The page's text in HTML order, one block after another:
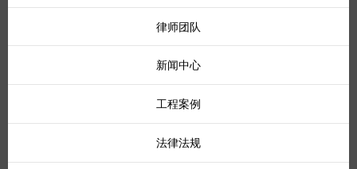
律师团队
新闻中心
工程案例
法律法规